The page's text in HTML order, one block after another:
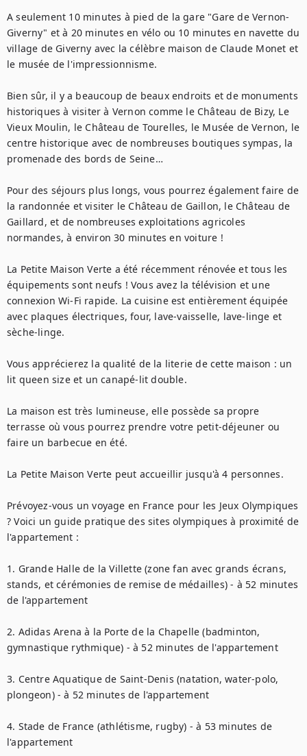
A seulement 10 minutes à pied de la gare "Gare de Vernon-
Giverny" et à 20 minutes en vélo ou 10 minutes en navette du
village de Giverny avec la célèbre maison de Claude Monet et
le musée de l'impressionnisme.
Bien sûr, il y a beaucoup de beaux endroits et de monuments
historiques à visiter à Vernon comme le Château de Bizy, Le
Vieux Moulin, le Château de Tourelles, le Musée de Vernon, le
centre historique avec de nombreuses boutiques sympas, la
promenade des bords de Seine…
Pour des séjours plus longs, vous pourrez également faire de
la randonnée et visiter le Château de Gaillon, le Château de
Gaillard, et de nombreuses exploitations agricoles
normandes, à environ 30 minutes en voiture !
La Petite Maison Verte a été récemment rénovée et tous les
équipements sont neufs ! Vous avez la télévision et une
connexion Wi-Fi rapide. La cuisine est entièrement équipée
avec plaques électriques, four, lave-vaisselle, lave-linge et
sèche-linge.
Vous apprécierez la qualité de la literie de cette maison : un
lit queen size et un canapé-lit double.
La maison est très lumineuse, elle possède sa propre
terrasse où vous pourrez prendre votre petit-déjeuner ou
faire un barbecue en été.
La Petite Maison Verte peut accueillir jusqu'à 4 personnes.
Prévoyez-vous un voyage en France pour les Jeux Olympiques
? Voici un guide pratique des sites olympiques à proximité de
l'appartement :
1. Grande Halle de la Villette (zone fan avec grands écrans,
stands, et cérémonies de remise de médailles) - à 52 minutes
de l'appartement
2. Adidas Arena à la Porte de la Chapelle (badminton,
gymnastique rythmique) - à 52 minutes de l'appartement
3. Centre Aquatique de Saint-Denis (natation, water-polo,
plongeon) - à 52 minutes de l'appartement
4. Stade de France (athlétisme, rugby) - à 53 minutes de
l'appartement